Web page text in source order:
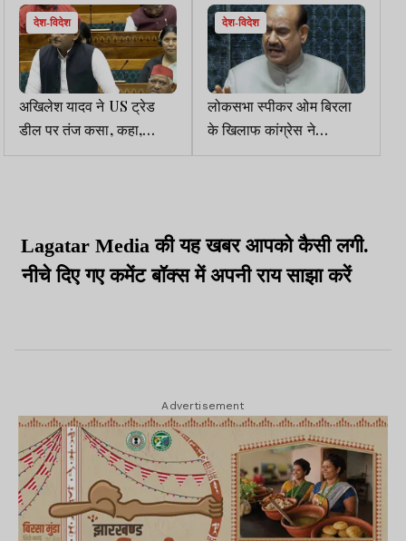
देश-विदेश
अखिलेश यादव ने US ट्रेड
डील पर तंज कसा, कहा,
अमेरिका से डील नहीं ढील हुई
देश-विदेश
लोकसभा स्पीकर ओम बिरला
के खिलाफ कांग्रेस ने
अविश्वास प्रस्ताव का नोटिस
Lagatar Media की यह खबर आपको कैसी लगी.
नीचे दिए गए कमेंट बॉक्स में अपनी राय साझा करें
Advertisement